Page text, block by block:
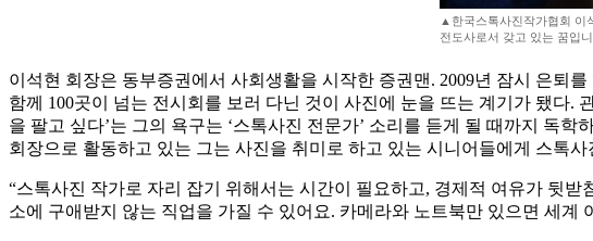
▲한국스톡사진작가협회 이
전도사로서 갖고 있는 꿈입
이석현 회장은 동부증권에서 사회생활을 시작한 증권맨. 2009년 잠시 은퇴
함께 100곳이 넘는 전시회를 보러 다닌 것이 사진에 눈을 뜨는 계기가 됐다.
을 팔고 싶다’는 그의 욕구는 ‘스톡사진 전문가’ 소리를 듣게 될 때까지 독
회장으로 활동하고 있는 그는 사진을 취미로 하고 있는 시니어들에게 스톡
“스톡사진 작가로 자리 잡기 위해서는 시간이 필요하고, 경제적 여유가 뒷
소에 구애받지 않는 직업을 가질 수 있어요. 카메라와 노트북만 있으면 세계